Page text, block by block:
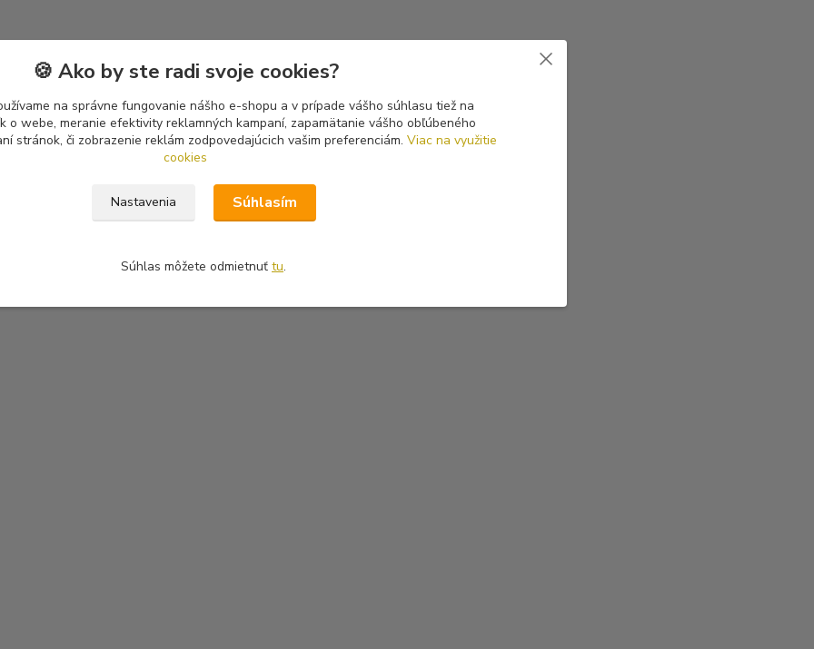
🍪 Ako by ste radi svoje cookies?
na správne fungovanie nášho e-shopu a v prípade vášho súhlasu tiež na
o webe, meranie efektivity reklamných kampaní, zapamätanie vášho obľúbeného
stránok, či zobrazenie reklám zodpovedajúcich vašim preferenciám. Viac na využitie
cookies
Nastavenia Súhlasím
Súhlas môžete odmietnuť tu.